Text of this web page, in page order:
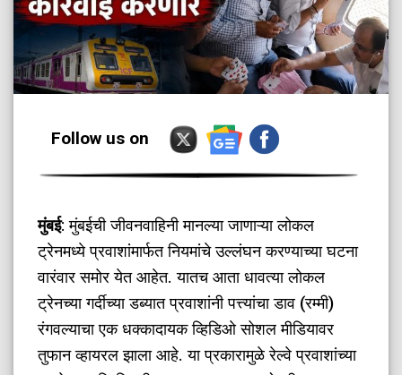
Follow us on
मुंबई: मुंबईची जीवनवाहिनी मानल्या जाणाऱ्या लोकल
ट्रेनमध्ये प्रवाशांमार्फत नियमांचे उल्लंघन करण्याच्या घटना
वारंवार समोर येत आहेत. यातच आता धावत्या लोकल
ट्रेनच्या गर्दीच्या डब्यात प्रवाशांनी पत्त्यांचा डाव (रम्मी)
रंगवल्याचा एक धक्कादायक व्हिडिओ सोशल मीडियावर
तुफान व्हायरल झाला आहे. या प्रकारामुळे रेल्वे प्रवाशांच्या